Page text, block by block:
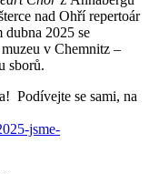
nad Ohří repertoár
2025 se
v Chemnitz –
sborů.
Podívejte se sami, na
jsme-